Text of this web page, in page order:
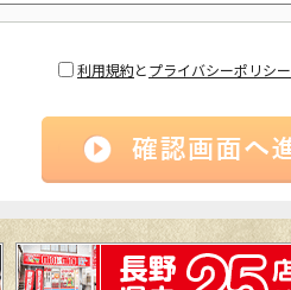
利用規約とプライバシーポリシー